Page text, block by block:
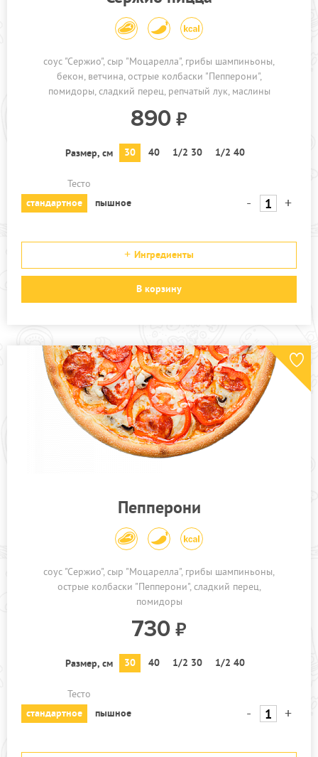
соус "Сержио" сыр "Моцарелла" грибы шампиньоны
бекон ветчина острые колбаски "Пепперони"
помидоры сладкий перец репчатый лук маслины
890
Размер, см 30 40 1/2 30 1/2 40
Тесто
стандартное
пышное - +
Ингредиенты
В корзину
Пепперони
соус "Сержио" сыр "Моцарелла" грибы шампиньоны
острые колбаски "Пепперони" сладкий перец
помидоры
730
Размер, см 30 40 1/2 30 1/2 40
Тесто
стандартное
пышное - +